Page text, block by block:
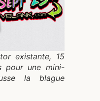
existante, 15
pour une mini-
la blague